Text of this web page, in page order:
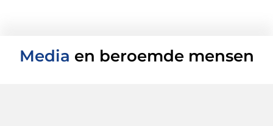
Media en beroemde mensen